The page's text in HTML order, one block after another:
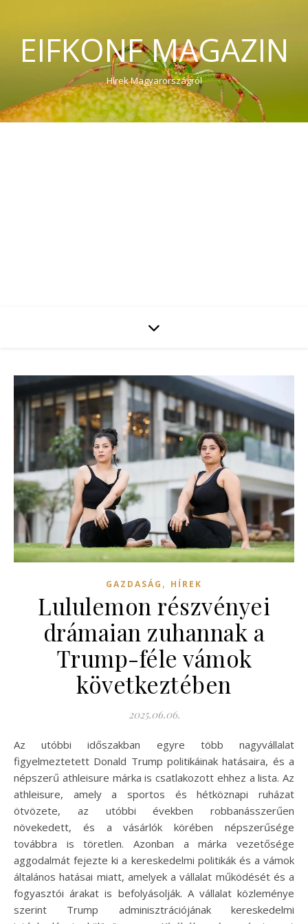
EIFKONF MAGAZIN
Hírek Magyarországról
GAZDASÁG , HÍREK
Lululemon részvényei
drámaian zuhannak a
Trump-féle vámok
következtében
2025.06.06.
Az utóbbi időszakban egyre több nagyvállalat
figyelmeztetett Donald Trump politikáinak hatásaira, és a
népszerű athleisure márka is csatlakozott ehhez a lista. Az
athleisure, amely a sportos és hétköznapi ruházat
ötvözete, az utóbbi években robbanásszerűen
növekedett, és a vásárlók körében népszerűsége
továbbra is töretlen. Azonban a márka vezetősége
aggodalmát fejezte ki a kereskedelmi politikák és a vámok
általános hatásai miatt, amelyek a vállalat működését és a
fogyasztói árakat is befolyásolják. A vállalat közleménye
szerint Trump adminisztrációjának kereskedelmi